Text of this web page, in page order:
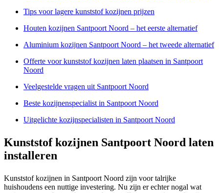
Tips voor lagere kunststof kozijnen prijzen
Houten kozijnen Santpoort Noord – het eerste alternatief
Aluminium kozijnen Santpoort Noord – het tweede alternatief
Offerte voor kunststof kozijnen laten plaatsen in Santpoort
Noord
Veelgestelde vragen uit Santpoort Noord
Beste kozijnenspecialist in Santpoort Noord
Uitgelichte kozijnspecialisten in Santpoort Noord
Kunststof kozijnen Santpoort Noord laten
installeren
Kunststof kozijnen in Santpoort Noord zijn voor talrijke
huishoudens een nuttige investering. Nu zijn er echter nogal wat